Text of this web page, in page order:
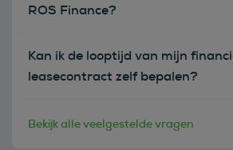
ROS Finance?
Kan ik de looptijd van mijn
leasecontract zelf bepalen?
Bekijk alle veelgestelde vragen